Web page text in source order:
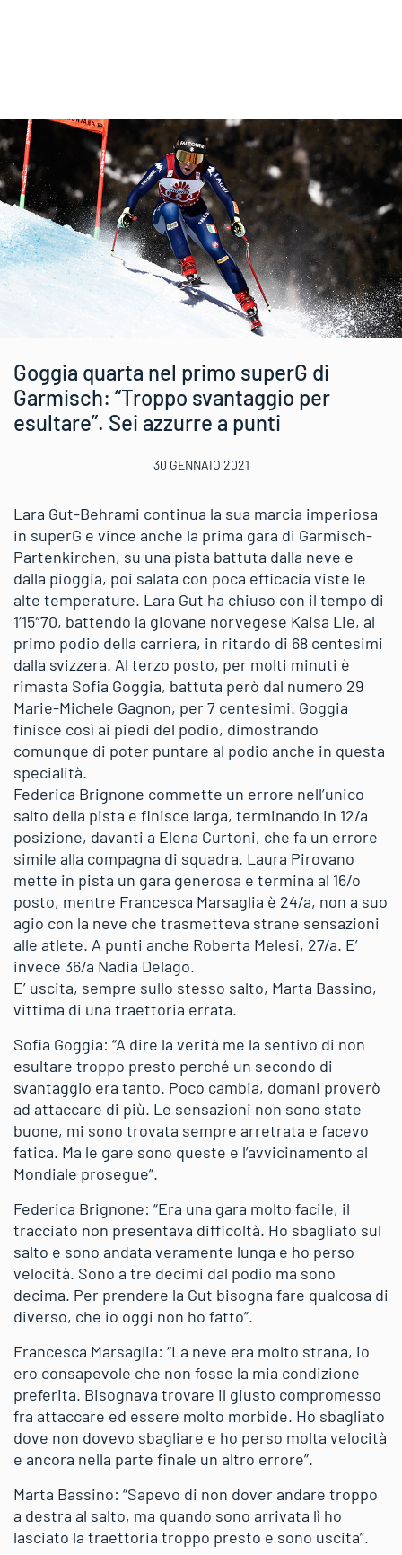
Goggia quarta nel primo superG di
Garmisch: “Troppo svantaggio per
esultare”. Sei azzurre a punti
30 GENNAIO 2021
Lara Gut-Behrami continua la sua marcia imperiosa
in superG e vince anche la prima gara di Garmisch-
Partenkirchen, su una pista battuta dalla neve e
dalla pioggia, poi salata con poca efficacia viste le
alte temperature. Lara Gut ha chiuso con il tempo di
1’15″70, battendo la giovane norvegese Kaisa Lie, al
primo podio della carriera, in ritardo di 68 centesimi
dalla svizzera. Al terzo posto, per molti minuti è
rimasta Sofia Goggia, battuta però dal numero 29
Marie-Michele Gagnon, per 7 centesimi. Goggia
finisce così ai piedi del podio, dimostrando
comunque di poter puntare al podio anche in questa
specialità.
Federica Brignone commette un errore nell’unico
salto della pista e finisce larga, terminando in 12/a
posizione, davanti a Elena Curtoni, che fa un errore
simile alla compagna di squadra. Laura Pirovano
mette in pista un gara generosa e termina al 16/o
posto, mentre Francesca Marsaglia è 24/a, non a suo
agio con la neve che trasmetteva strane sensazioni
alle atlete. A punti anche Roberta Melesi, 27/a. E’
invece 36/a Nadia Delago.
E’ uscita, sempre sullo stesso salto, Marta Bassino,
vittima di una traettoria errata.
Sofia Goggia: “A dire la verità me la sentivo di non
esultare troppo presto perché un secondo di
svantaggio era tanto. Poco cambia, domani proverò
ad attaccare di più. Le sensazioni non sono state
buone, mi sono trovata sempre arretrata e facevo
fatica. Ma le gare sono queste e l’avvicinamento al
Mondiale prosegue”.
Federica Brignone: “Era una gara molto facile, il
tracciato non presentava difficoltà. Ho sbagliato sul
salto e sono andata veramente lunga e ho perso
velocità. Sono a tre decimi dal podio ma sono
decima. Per prendere la Gut bisogna fare qualcosa di
diverso, che io oggi non ho fatto”.
Francesca Marsaglia: “La neve era molto strana, io
ero consapevole che non fosse la mia condizione
preferita. Bisognava trovare il giusto compromesso
fra attaccare ed essere molto morbide. Ho sbagliato
dove non dovevo sbagliare e ho perso molta velocità
e ancora nella parte finale un altro errore”.
Marta Bassino: “Sapevo di non dover andare troppo
a destra al salto, ma quando sono arrivata lì ho
lasciato la traettoria troppo presto e sono uscita”.